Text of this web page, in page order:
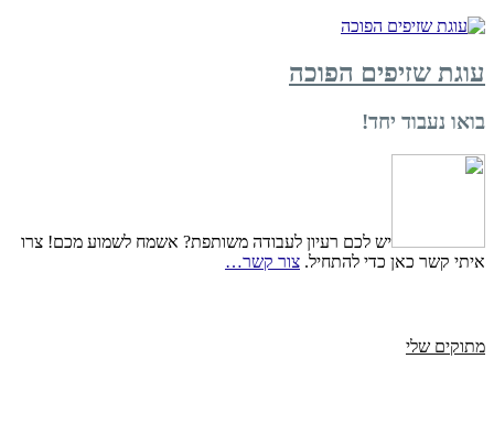
עוגת שזיפים הפוכה
בואו נעבוד יחד!
יש לכם רעיון לעבודה משותפת? אשמח לשמוע מכם! צרו
איתי קשר כאן כדי להתחיל. צור קשר…
מתוקים שלי